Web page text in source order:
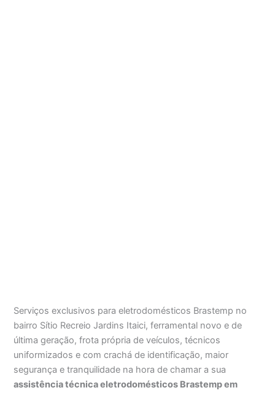
Serviços exclusivos para eletrodomésticos Brastemp no
bairro Sítio Recreio Jardins Itaici, ferramental novo e de
última geração, frota própria de veículos, técnicos
uniformizados e com crachá de identificação, maior
segurança e tranquilidade na hora de chamar a sua
assistência técnica eletrodomésticos Brastemp em